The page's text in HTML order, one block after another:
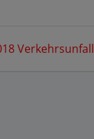
Verkehrsunfall